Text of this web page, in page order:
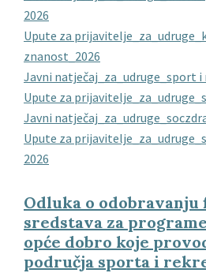
2026
Upute za
znanost_2026
Javni natječaj_za_udruge_sport i
Upute za
Javni
Upute za
2026
Odluka o
sredstava za
opće dobro koje
područja sporta i